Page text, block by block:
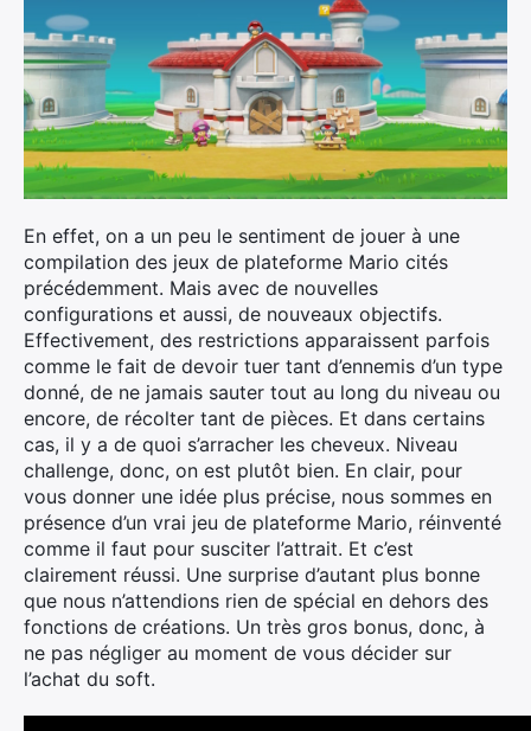
En effet, on a un peu le sentiment de jouer à une
compilation des jeux de plateforme Mario cités
précédemment. Mais avec de nouvelles
configurations et aussi, de nouveaux objectifs.
Effectivement, des restrictions apparaissent parfois
comme le fait de devoir tuer tant d’ennemis d’un type
donné, de ne jamais sauter tout au long du niveau ou
encore, de récolter tant de pièces. Et dans certains
cas, il y a de quoi s’arracher les cheveux. Niveau
challenge, donc, on est plutôt bien. En clair, pour
vous donner une idée plus précise, nous sommes en
présence d’un vrai jeu de plateforme Mario, réinventé
comme il faut pour susciter l’attrait. Et c’est
clairement réussi. Une surprise d’autant plus bonne
que nous n’attendions rien de spécial en dehors des
fonctions de créations. Un très gros bonus, donc, à
ne pas négliger au moment de vous décider sur
l’achat du soft.